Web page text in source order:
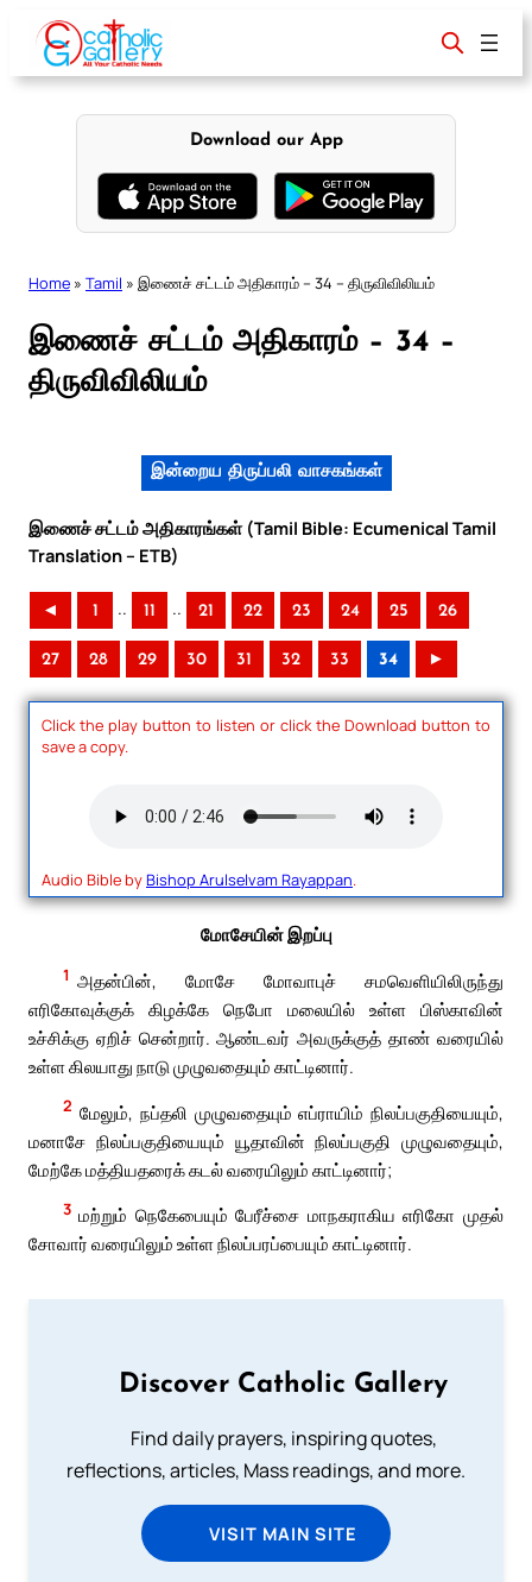
content
Download our App
Home » Tamil » இணைச் சட்டம் அதிகாரம் – 34 – திருவிவிலியம்
இணைச் சட்டம் அதிகாரம் – 34 –
திருவிவிலியம்
இன்றைய திருப்பலி வாசகங்கள்
இணைச் சட்டம் அதிகாரங்கள் (Tamil Bible: Ecumenical Tamil
Translation – ETB)
◄ 1 .. 11 .. 21 22 23 24 25 26
27 28 29 30 31 32 33 34 ►
Click the play button to listen or click the Download button to
save a copy.
Audio Bible byBishop Arulselvam Rayappan.
மோசேயின் இறப்பு
1 அதன்பின், மோசே மோவாபுச் சமவெளியிலிருந்து
எரிகோவுக்குக் கிழக்கே நெபோ மலையில் உள்ள பிஸ்காவின்
உச்சிக்கு ஏறிச் சென்றார். ஆண்டவர் அவருக்குத் தாண் வரையில்
உள்ள கிலயாது நாடு முழுவதையும் காட்டினார்.
2 மேலும், நப்தலி முழுவதையும் எப்ராயிம் நிலப்பகுதியையும்,
மனாசே நிலப்பகுதியையும் யூதாவின் நிலப்பகுதி முழுவதையும்,
மேற்கே மத்தியதரைக் கடல் வரையிலும் காட்டினார்;
3 மற்றும் நெகேபையும் பேரீச்சை மாநகராகிய எரிகோ முதல்
சோவார் வரையிலும் உள்ள நிலப்பரப்பையும் காட்டினார்.
Discover Catholic Gallery
Find daily prayers, inspiring quotes,
reflections, articles, Mass readings, and more.
VISIT MAIN SITE